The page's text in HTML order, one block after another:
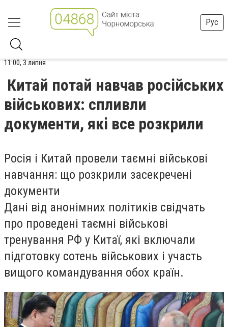
Рус
11:00, 3 липня
Китай потай навчав російських
військових: спливли
документи, які все розкрили
Росія і Китай провели таємні військові
навчання: що розкрили засекречені
документи
Дані від анонімних політиків свідчать
про проведені таємні військові
тренування РФ у Китаї, які включали
підготовку сотень військових і участь
вищого командування обох країн.